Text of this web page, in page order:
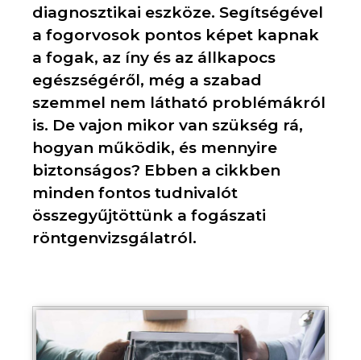
diagnosztikai eszköze. Segítségével
a fogorvosok pontos képet kapnak
a fogak, az íny és az állkapocs
egészségéről, még a szabad
szemmel nem látható problémákról
is. De vajon mikor van szükség rá,
hogyan működik, és mennyire
biztonságos? Ebben a cikkben
minden fontos tudnivalót
összegyűjtöttünk a fogászati
röntgenvizsgálatról.